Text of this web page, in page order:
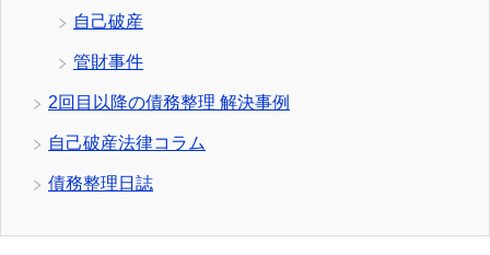
自己破産
管財事件
2回目以降の債務整理 解決事例
自己破産法律コラム
債務整理日誌